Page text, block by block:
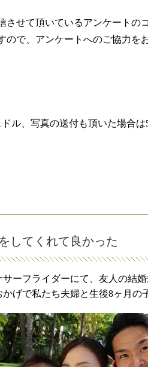
させて頂いているアンケートの
ので、アンケートへのご協力を
ル、写真の送付も頂いた場合
してくれて良かった
サーフライダーにて、友人の結
かげで私たち夫婦と生後8ヶ月の